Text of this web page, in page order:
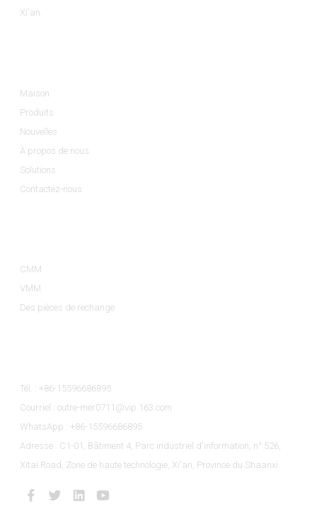
Xi'an.
Maison
Produits
Nouvelles
À propos de nous
Solutions
Contactez-nous
CMM
VMM
Des pièces de rechange
Tél. : +86-15596686895
Courriel : outre-mer0711@vip.163.com
WhatsApp : +86-15596686895
Adresse : C1-01, Bâtiment 4, Parc industriel d'information, n° 526,
Xitai Road, Zone de haute technologie, Xi'an, Province du Shaanxi